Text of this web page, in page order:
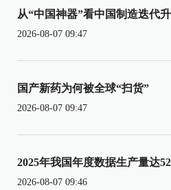
从“中国神器”看中国制造迭代
2026-08-07 09:47
国产新药为何被全球“扫货”
2026-08-07 09:47
2025年我国年度数据生产量达
2026-08-07 09:46